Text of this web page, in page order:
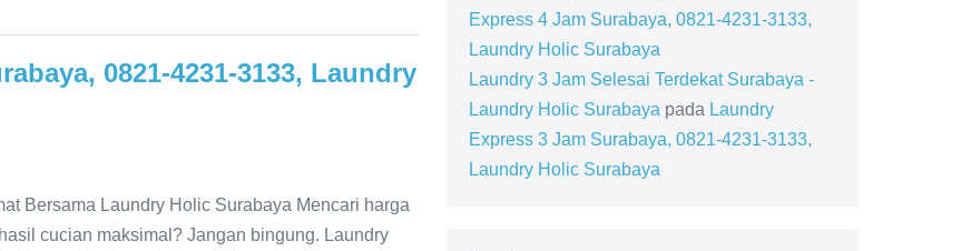
0821-4231-3133, Laundry
Bersama Laundry Holic Surabaya Mencari harga
cucian maksimal? Jangan bingung. Laundry
Express 4 Jam Surabaya, 0821-4231-3133,
Laundry Holic Surabaya
Laundry 3 Jam Selesai Terdekat Surabaya -
Laundry Holic Surabaya pada Laundry
Express 3 Jam Surabaya, 0821-4231-3133,
Laundry Holic Surabaya